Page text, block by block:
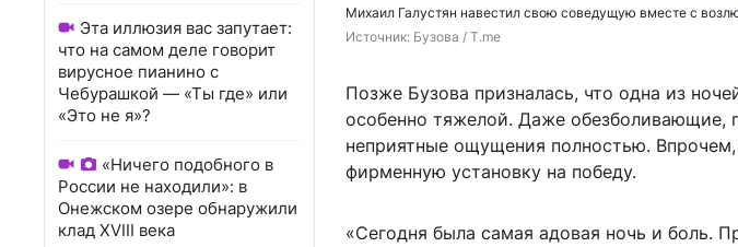
Эта иллюзия вас запутает:
что на самом деле говорит
вирусное пианино с
Чебурашкой — «Ты где» или
«Это не я»?
«Ничего подобного в
России не находили»: в
Онежском озере обнаружили
клад XVIII века
Михаил Галустян навестил свою соведущую вместе с
Источник: Бузова / T.me
Позже Бузова призналась, что одна из
особенно тяжелой. Даже обезболивающие,
неприятные ощущения полностью.
фирменную установку на победу.
«Сегодня была самая адовая ночь и боль.